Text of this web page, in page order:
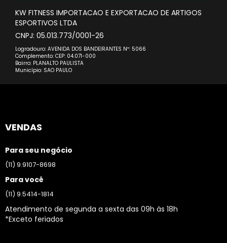
KW FITNESS IMPORTACAO E EXPORTACAO DE ARTIGOS
ESPORTIVOS LTDA
CNPJ: 05.013.773/0001-26
Logradouro: AVENIDA DOS BANDEIRANTES Nº: 5066
Complemento: CEP: 04.071-000
Bairro: PLANALTO PAULISTA
Município: SAO PAULO
VENDAS
Para seu negócio
(11) 9.9107-8698
Para você
(11) 9.5414-1814
Atendimento de segunda a sexta das 09h às 18h
*Exceto feriados